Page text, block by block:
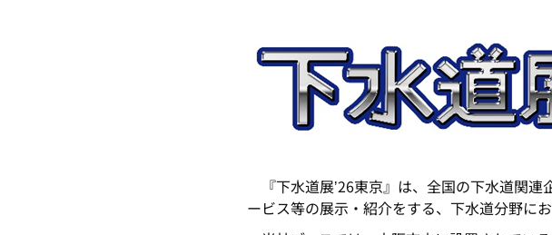
『下水道展ʼ26東京』は、全国の下水道関
ービス等の展示・紹介をする、下水道分野に